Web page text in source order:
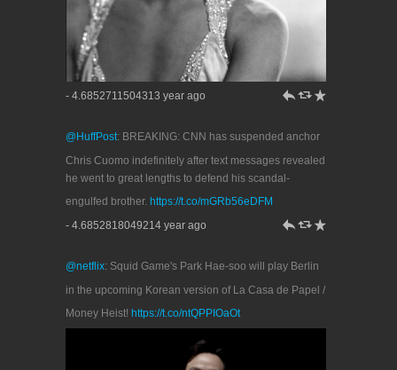
- 4.6852711504313 year ago h J R
@HuffPost: BREAKING: CNN has suspended anchor
Chris Cuomo indefinitely after text messages revealed
he went to great lengths to defend his scandal-
engulfed brother. https://t.co/mGRb56eDFM
- 4.6852818049214 year ago
h J R
@netflix: Squid Game's Park Hae-soo will play Berlin
in the upcoming Korean version of La Casa de Papel /
Money Heist! https://t.co/ntQPPIOaOt